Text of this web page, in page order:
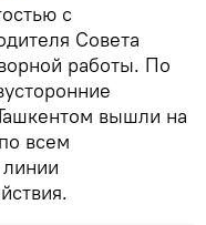
с
Совета
работы. По
вышли на
всем